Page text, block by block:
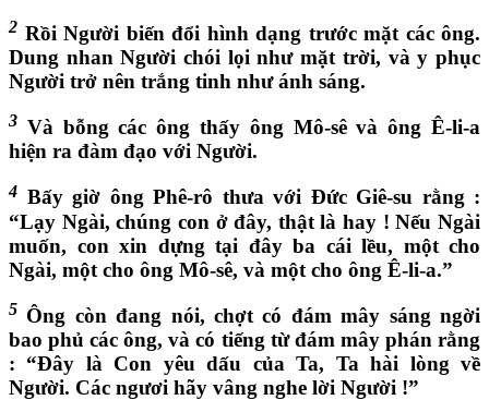
2 Rồi Người biến đổi hình dạng trước mặt các ông.
Dung nhan Người chói lọi như mặt trời, và y phục
Người trở nên trắng tinh như ánh sáng.
3 Và bỗng các ông thấy ông Mô-sê và ông Ê-li-a
hiện ra đàm đạo với Người.
4 Bấy giờ ông Phê-rô thưa với Đức Giê-su rằng :
“Lạy Ngài, chúng con ở đây, thật là hay ! Nếu Ngài
muốn, con xin dựng tại đây ba cái lều, một cho
Ngài, một cho ông Mô-sê, và một cho ông Ê-li-a.”
5 Ông còn đang nói, chợt có đám mây sáng ngời
bao phủ các ông, và có tiếng từ đám mây phán rằng
: “Đây là Con yêu dấu của Ta, Ta hài lòng về
Người. Các ngươi hãy vâng nghe lời Người !”